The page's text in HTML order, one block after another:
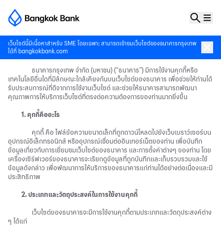
เว็บไซต์นี้มีเนื้อหาสำหรับ SME โดยเฉพาะ สามารถเข้าชมเว็บไซต์ของธนาคารกรุงเทพ
ได้ที่ bangkokbank.com
นโยบายการใช้คุกกี้ (Cookies Policy)
ธนาคารกรุงเทพ จำกัด (มหาชน) (“ธนาคาร”) มีการใช้งานคุกกี้หรือ
เทคโนโลยีอื่นใดที่มีลักษณะใกล้เคียงกันบนเว็บไซต์ของธนาคาร เพื่อช่วยให้ท่านได้
รับประสบการณ์ที่ดีจากการใช้งานเว็บไซต์ และช่วยให้ธนาคารสามารถพัฒนา
คุณภาพการให้บริการเว็บไซต์ที่ตรงต่อความต้องการของท่านมากยิ่งขึ้น
1. คุกกี้คืออะไร
คุกกี้ คือ ไฟล์ข้อความขนาดเล็กที่ถูกดาวน์โหลดไปยังเว็บเบราว์เซอร์บน
อุปกรณ์อิเล็กทรอนิกส์ หรืออุปกรณ์เชื่อมต่ออินเทอร์เน็ตของท่าน เพื่อบันทึก
ข้อมูลเกี่ยวกับการเยี่ยมชมเว็บไซต์ของธนาคาร และการตั้งค่าต่างๆ ของท่าน โดย
เครื่องเซิร์ฟเวอร์ของธนาคารจะเรียกดูข้อมูลที่ถูกบันทึกและเก็บรวบรวมและใช้
ข้อมูลดังกล่าว เพื่อพัฒนาการให้บริการของธนาคารแก่ท่านได้อย่างต่อเนื่องและมี
ประสิทธิภาพ
2. ประเภทและวัตถุประสงค์ในการใช้งานคุกกี้
เว็บไซต์ของธนาคารจะมีการใช้งานคุกกี้ตามประเภทและวัตถุประสงค์ต่าง
ๆ ได้แก่